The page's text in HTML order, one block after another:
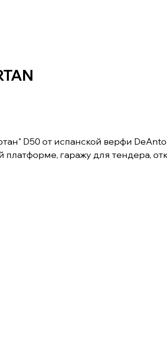
D50 от испанской верфи
гаражу для тендера,